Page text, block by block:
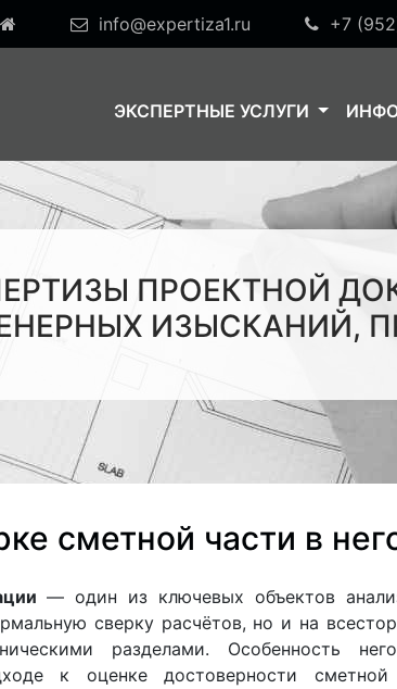
info@expertiza1.ru +7
ЭКСПЕРТНЫЕ УСЛУГИ
ПРОЕКТНОЙ
ИЗЫСКАНИЙ,
сметной части в
— один из ключевых объектов
сверку расчётов, но и на
разделами. Особенность
к оценке достоверности